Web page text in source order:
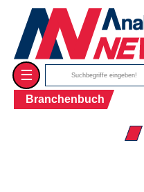
☰
Branchenbuch
☰ Firmenverzeichnis